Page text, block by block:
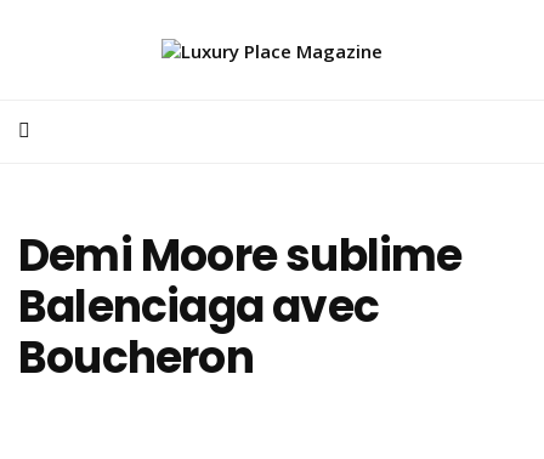
Demi Moore sublime
Balenciaga avec
Boucheron